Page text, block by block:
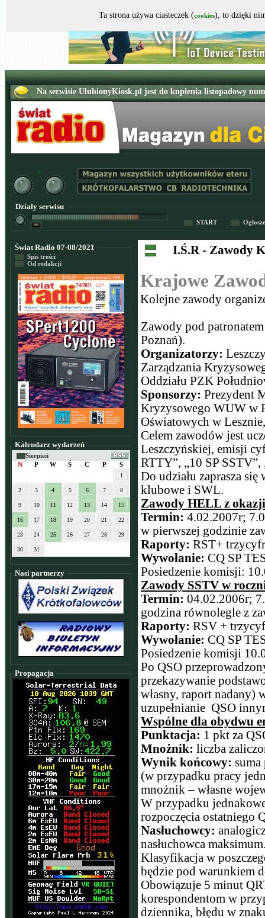
Działy serwisu
START
Świat Radio 07-08/2021
Spis treści
Od redakcji
Kalendarz wydarzeń
Sierpień
N
P W Ś C P S
1
2 3 4 5 6 7 8
9 10 11 12 13 14 15
16 17 18 19 20 21 22
23 24 25 26 27 28 29
30 31
Nasi partnerzy
Propagacja
I.Ś.R - Zawody
Krajowe
Kolejne zawody
Zawody pod
Poznań).
Organizatorzy:
Zarządzania
Oddziału PZK
Sponsorzy: Prezydent
Kryzysowego WUW w
Oświatowych w
Celem zawodów jest
Leszczyńskiej, emisji
RTTY”, „10 SP
Do udziału zaprasza
klubowe i SWL.
Zawody HELL z
Termin: 4.02.2007r;
w pierwszej godzinie
Raporty: RST+
Wywołanie: CQ SP
Posiedzenie komisji:
Zawody SSTV w
Termin: 04.02.2006r;
godzina równolegle z
Raporty: RSV +
Wywołanie: CQ SP
Posiedzenie komisji
Po QSO
przekazywanie
własny, raport nadany)
uzupełnianie QSO
Wspólne dla obydwu
Punktacja: 1 pkt za
Mnożnik: liczba
Wynik końcowy:
(w przypadku pracy
mnożnik – własne
W przypadku
rozpoczęcia ostatniego
Nasłuchowcy:
nasłuchowca
Klasyfikacja w
będzie pod warunkiem
Obowiązuje 5 minut
korespondentom w
dziennika, błędu w
Ta strona używa ciasteczek (cookies), to dzięki